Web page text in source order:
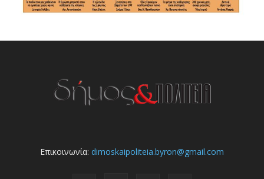
Επικοινωνία: dimoskaipoliteia.byron@gmail.com